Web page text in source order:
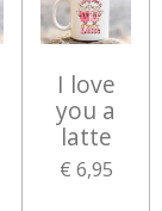
I love
you a
latte
€ 6,95